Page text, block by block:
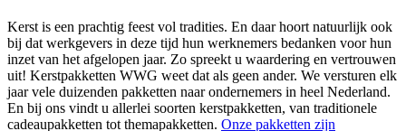
Kerst is een prachtig feest vol tradities. En daar hoort natuurlijk ook
bij dat werkgevers in deze tijd hun werknemers bedanken voor hun
inzet van het afgelopen jaar. Zo spreekt u waardering en vertrouwen
uit! Kerstpakketten WWG weet dat als geen ander. We versturen elk
jaar vele duizenden pakketten naar ondernemers in heel Nederland.
En bij ons vindt u allerlei soorten kerstpakketten, van traditionele
cadeaupakketten tot themapakketten. Onze pakketten zijn